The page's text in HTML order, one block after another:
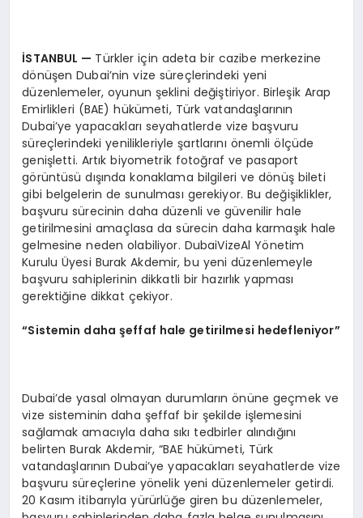
İSTANBUL — Türkler için adeta bir cazibe merkezine
dönüşen Dubai’nin vize süreçlerindeki yeni
düzenlemeler, oyunun şeklini değiştiriyor. Birleşik Arap
Emirlikleri (BAE) hükümeti, Türk vatandaşlarının
Dubai’ye yapacakları seyahatlerde vize başvuru
süreçlerindeki yenilikleriyle şartlarını önemli ölçüde
genişletti. Artık biyometrik fotoğraf ve pasaport
görüntüsü dışında konaklama bilgileri ve dönüş bileti
gibi belgelerin de sunulması gerekiyor. Bu değişiklikler,
başvuru sürecinin daha düzenli ve güvenilir hale
getirilmesini amaçlasa da sürecin daha karmaşık hale
gelmesine neden olabiliyor. DubaiVizeAl Yönetim
Kurulu Üyesi Burak Akdemir, bu yeni düzenlemeyle
başvuru sahiplerinin dikkatli bir hazırlık yapması
gerektiğine dikkat çekiyor.
“Sistemin daha şeffaf hale getirilmesi hedefleniyor”
Dubai’de yasal olmayan durumların önüne geçmek ve
vize sisteminin daha şeffaf bir şekilde işlemesini
sağlamak amacıyla daha sıkı tedbirler alındığını
belirten Burak Akdemir, “BAE hükümeti, Türk
vatandaşlarının Dubai’ye yapacakları seyahatlerde vize
başvuru süreçlerine yönelik yeni düzenlemeler getirdi.
20 Kasım itibarıyla yürürlüğe giren bu düzenlemeler,